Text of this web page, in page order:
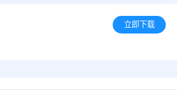
立即下载